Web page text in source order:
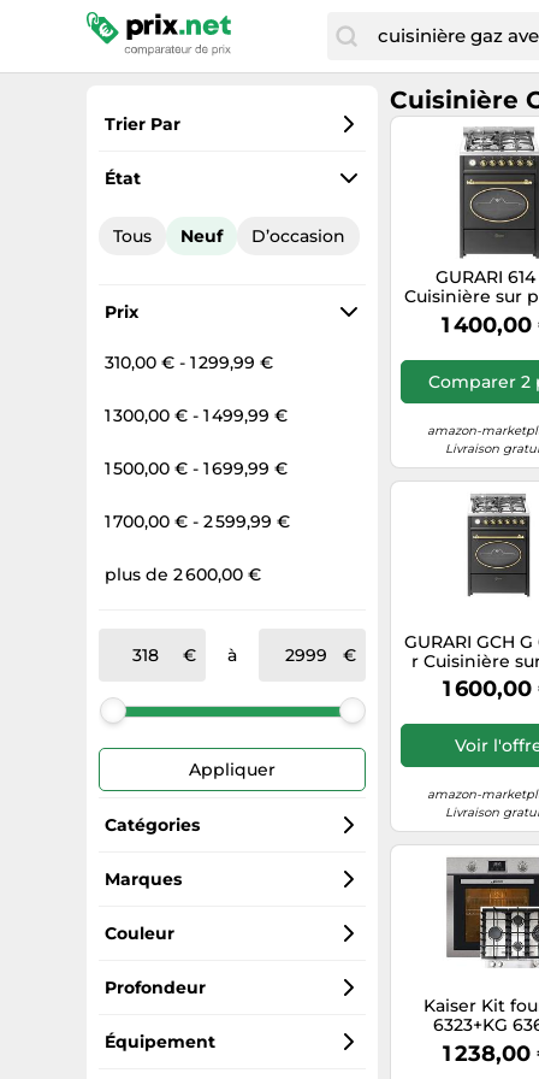
Trier Par
Préférés
Prix total
État
Tous Neuf D’occasion
Prix
310,00 € - 1 299,99 €
1 300,00 € - 1 499,99 €
1 500,00 € - 1 699,99 €
1 700,00 € - 2 599,99 €
plus de 2 600,00 €
à
Appliquer
Catégories
Cuisinières
Plaques de cuisson
Fours
Barbecues & planchas
Marques
Gurari
Glem
Kaiser
Couleur
Beige
Noir
Profondeur
60
Équipement
Cuisinière
GURARI
Cuisinière sur
cm Gaz naturel
4 Kw WOK,
Tiroir avec
Contrôle du
naturel, gaz
1
Comparer 2
amazon-
Livraison
GURARI GCH G
r Cuisinière
60 cm Gaz
Fl.Gas 4 Kw
Range Cooker,
avec
naturel, gaz
1
Voir
amazon-
Livraison
Kaiser Kit
6323+KG
Autarque en
1 238,00